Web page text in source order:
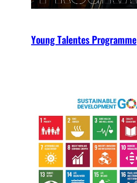
Young Talentes Programme